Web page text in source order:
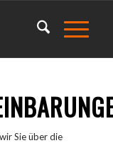
Sie über die